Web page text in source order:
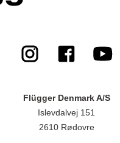
Flügger Denmark A/S
Islevdalvej 151
2610 Rødovre